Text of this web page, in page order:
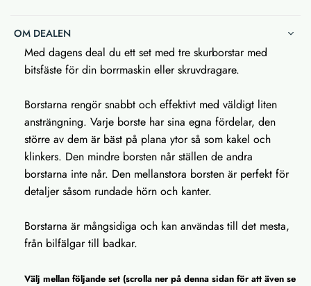
OM DEALEN
Med dagens deal du ett set med tre skurborstar med
bitsfäste för din borrmaskin eller skruvdragare.
Borstarna rengör snabbt och effektivt med väldigt liten
ansträngning. Varje borste har sina egna fördelar, den
större av dem är bäst på plana ytor så som kakel och
klinkers. Den mindre borsten når ställen de andra
borstarna inte når. Den mellanstora borsten är perfekt för
detaljer såsom rundade hörn och kanter.
Borstarna är mångsidiga och kan användas till det mesta,
från bilfälgar till badkar.
Välj mellan följande set (scrolla ner på denna sidan för att även se